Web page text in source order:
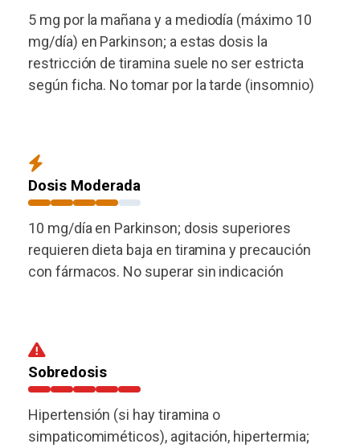
5 mg por la mañana y a mediodía (máximo 10
mg/día) en Parkinson; a estas dosis la
restricción de tiramina suele no ser estricta
según ficha. No tomar por la tarde (insomnio)
Dosis Moderada
10 mg/día en Parkinson; dosis superiores
requieren dieta baja en tiramina y precaución
con fármacos. No superar sin indicación
Sobredosis
Hipertensión (si hay tiramina o
simpaticomiméticos), agitación, hipertermia;